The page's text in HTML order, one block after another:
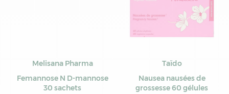
Melisana Pharma
Femannose N D-mannose
30 sachets
Taïdo
Nausea nausées de
grossesse 60 gélules